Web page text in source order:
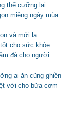
thể cưỡng lại
miệng ngày mùa
và mới lạ
cho sức khỏe
đà cho người
ai ăn cũng ghiền
vời cho bữa cơm